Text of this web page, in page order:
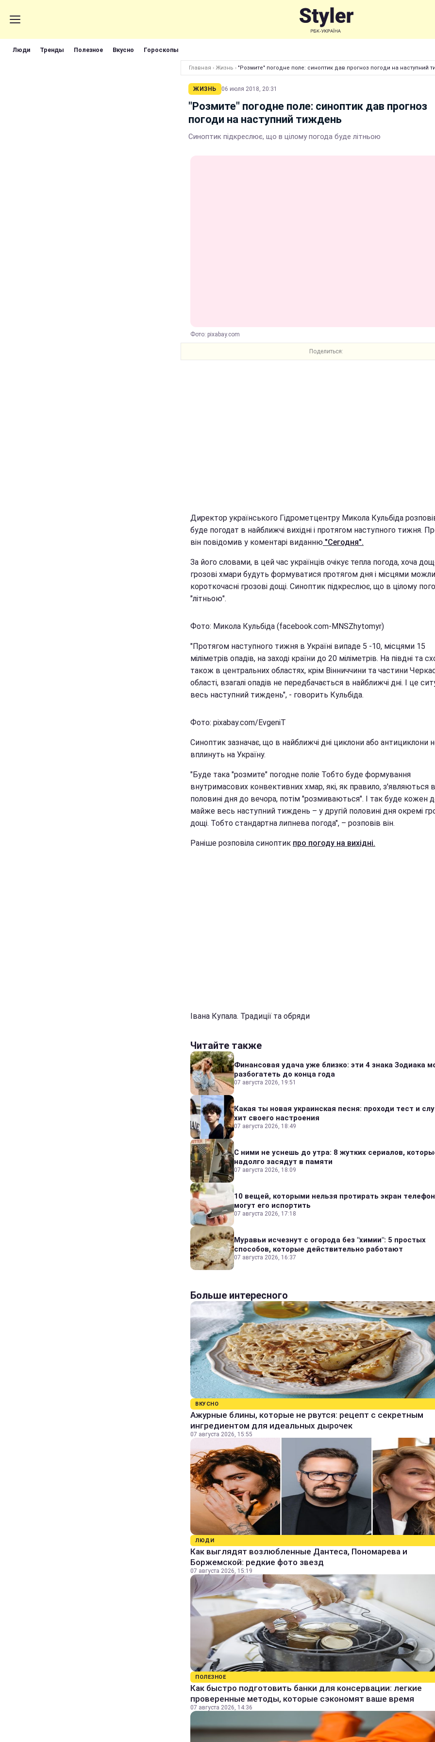
Люди Тренды Полезное Вкусно Гороскопы
Главная › Жизнь › "Розмите" погодне поле: синоптик дав прогноз погоди на наступний
ЖИЗНЬ 06 июля 2018, 20:31
"Розмите" погодне поле: синоптик дав прогноз
погоди на наступний тиждень
Синоптик підкреслює, що в цілому погода буде літньою
Фото: pixabay.com
Поделиться:
Директор українського Гідрометцентру Микола Кульбіда
буде погодат в найближчі вихідні і протягом наступного тижня.
він повідомив у коментарі виданню "Сегодня".
За його словами, в цей час українців очікує тепла погода, хоча
грозові хмари будуть формуватися протягом дня і місцями
короткочасні грозові дощі. Синоптик підкреслює, що в цілому
"літньою".
Фото: Микола Кульбіда (facebook.com-MNSZhytomyr)
"Протягом наступного тижня в Україні випаде 5 -10, місцями 15
міліметрів опадів, на заході країни до 20 міліметрів. На півдні та
також в центральних областях, крім Вінниччини та частини
області, взагалі опадів не передбачається в найближчі дні. І це
весь наступний тиждень", - говорить Кульбіда.
Фото: pixabay.com/EvgeniT
Синоптик зазначає, що в найближчі дні циклони або антициклони
вплинуть на Україну.
"Буде така "розмите" погодне поліе Тобто буде формування
внутримасових конвективних хмар, які, як правило, з'являються в
половині дня до вечора, потім "розмиваються". І так буде кожен
майже весь наступний тиждень – у другій половині дня окремі
дощі. Тобто стандартна липнева погода", – розповів він.
Раніше розповіла синоптик про погоду на вихідні.
Івана Купала. Традиції та обряди
Читайте также
Финансовая удача уже близко: эти 4 знака Зодиака
разбогатеть до конца года
07 августа 2026, 19:51
Какая ты новая украинская песня: проходи тест и
хит своего настроения
07 августа 2026, 18:49
С ними не уснешь до утра: 8 жутких сериалов,
надолго засядут в памяти
07 августа 2026, 18:09
10 вещей, которыми нельзя протирать экран
могут его испортить
07 августа 2026, 17:18
Муравьи исчезнут с огорода без "химии": 5 простых
способов, которые действительно работают
07 августа 2026, 16:37
Больше интересного
ВКУСНО
Ажурные блины, которые не рвутся: рецепт с секретным
ингредиентом для идеальных дырочек
07 августа 2026, 15:55
ЛЮДИ
Как выглядят возлюбленные Дантеса, Пономарева и
Боржемской: редкие фото звезд
07 августа 2026, 15:19
ПОЛЕЗНОЕ
Как быстро подготовить банки для консервации: легкие
проверенные методы, которые сэкономят ваше время
07 августа 2026, 14:36